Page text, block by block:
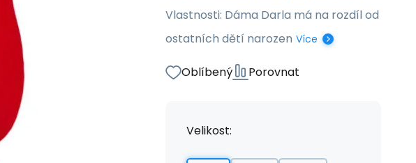
Vlastnosti: Dáma Darla má na rozdíl od
ostatních dětí narozen Více
Oblíbený Porovnat
Velikost: